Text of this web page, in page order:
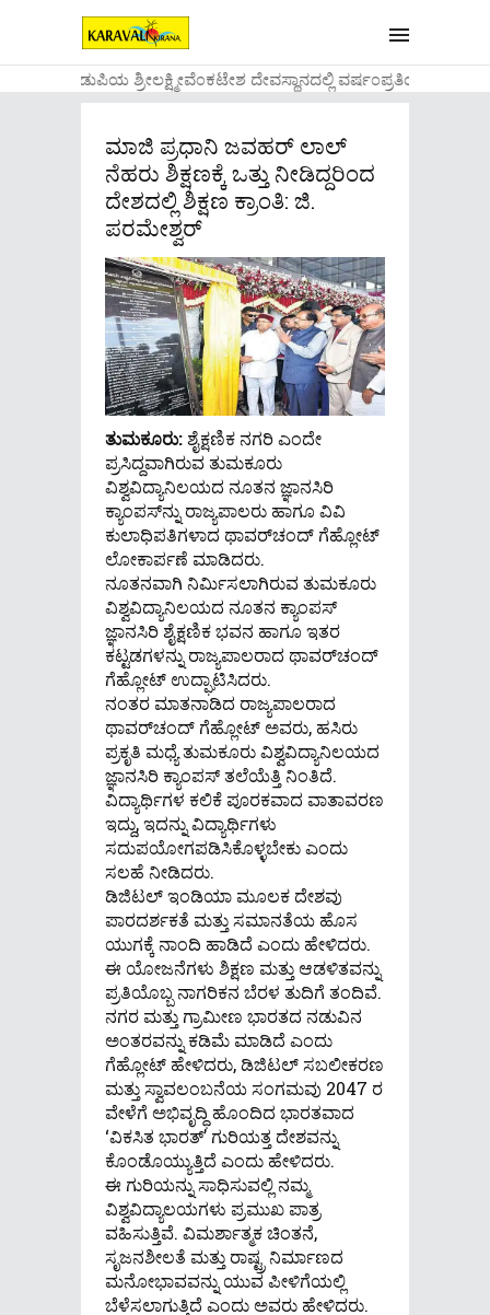
....ಉಡುಪಿಯ ಶ್ರೀಲಕ್ಷ್ಮೀವೆ೦ಕಟೇಶ ದೇವಸ್ಥಾನದಲ್ಲಿ ವರ್ಷ೦ಪ್ರತಿಯ
ಮಾಜಿ ಪ್ರಧಾನಿ ಜವಹರ್ ಲಾಲ್
ನೆಹರು ಶಿಕ್ಷಣಕ್ಕೆ ಒತ್ತು ನೀಡಿದ್ದರಿಂದ
ದೇಶದಲ್ಲಿ ಶಿಕ್ಷಣ ಕ್ರಾಂತಿ: ಜಿ.
ಪರಮೇಶ್ವರ್
ತುಮಕೂರು:ಶೈಕ್ಷಣಿಕ ನಗರಿ ಎಂದೇ
ಪ್ರಸಿದ್ದವಾಗಿರುವ ತುಮಕೂರು
ವಿಶ್ವವಿದ್ಯಾನಿಲಯದ ನೂತನ ಜ್ಞಾನಸಿರಿ
ಕ್ಯಾಂಪಸ್‌ನ್ನು ರಾಜ್ಯಪಾಲರು ಹಾಗೂ ವಿವಿ
ಕುಲಾಧಿಪತಿಗಳಾದ ಥಾವರ್‌ಚಂದ್ ಗೆಹ್ಲೋಟ್
ಲೋಕಾರ್ಪಣೆ ಮಾಡಿದರು.
ನೂತನವಾಗಿ ನಿರ್ಮಿಸಲಾಗಿರುವ ತುಮಕೂರು
ವಿಶ್ವವಿದ್ಯಾನಿಲಯದ ನೂತನ ಕ್ಯಾಂಪಸ್
ಜ್ಞಾನಸಿರಿ ಶೈಕ್ಷಣಿಕ ಭವನ ಹಾಗೂ ಇತರ
ಕಟ್ಟಡಗಳನ್ನು ರಾಜ್ಯಪಾಲರಾದ ಥಾವರ್‌ಚಂದ್
ಗೆಹ್ಲೋಟ್ ಉದ್ಘಾಟಿಸಿದರು.
ನಂತರ ಮಾತನಾಡಿದ ರಾಜ್ಯಪಾಲರಾದ
ಥಾವರ್‌ಚಂದ್ ಗೆಹ್ಲೋಟ್ ಅವರು, ಹಸಿರು
ಪ್ರಕೃತಿ ಮಧ್ಯೆ ತುಮಕೂರು ವಿಶ್ವವಿದ್ಯಾನಿಲಯದ
ಜ್ಞಾನಸಿರಿ ಕ್ಯಾಂಪಸ್ ತಲೆಯೆತ್ತಿ ನಿಂತಿದೆ.
ವಿದ್ಯಾರ್ಥಿಗಳ ಕಲಿಕೆ ಪೂರಕವಾದ ವಾತಾವರಣ
ಇದ್ದು, ಇದನ್ನು ವಿದ್ಯಾರ್ಥಿಗಳು
ಸದುಪಯೋಗಪಡಿಸಿಕೊಳ್ಳಬೇಕು ಎಂದು
ಸಲಹೆ ನೀಡಿದರು.
ಡಿಜಿಟಲ್ ಇಂಡಿಯಾ ಮೂಲಕ ದೇಶವು
ಪಾರದರ್ಶಕತೆ ಮತ್ತು ಸಮಾನತೆಯ ಹೊಸ
ಯುಗಕ್ಕೆ ನಾಂದಿ ಹಾಡಿದೆ ಎಂದು ಹೇಳಿದರು.
ಈ ಯೋಜನೆಗಳು ಶಿಕ್ಷಣ ಮತ್ತು ಆಡಳಿತವನ್ನು
ಪ್ರತಿಯೊಬ್ಬ ನಾಗರಿಕನ ಬೆರಳ ತುದಿಗೆ ತಂದಿವೆ.
ನಗರ ಮತ್ತು ಗ್ರಾಮೀಣ ಭಾರತದ ನಡುವಿನ
ಅಂತರವನ್ನು ಕಡಿಮೆ ಮಾಡಿದೆ ಎಂದು
ಗೆಹ್ಲೋಟ್ ಹೇಳಿದರು, ಡಿಜಿಟಲ್ ಸಬಲೀಕರಣ
ಮತ್ತು ಸ್ವಾವಲಂಬನೆಯ ಸಂಗಮವು 2047 ರ
ವೇಳೆಗೆ ಅಭಿವೃದ್ಧಿ ಹೊಂದಿದ ಭಾರತವಾದ
‘ವಿಕಸಿತ ಭಾರತ್’ ಗುರಿಯತ್ತ ದೇಶವನ್ನು
ಕೊಂಡೊಯ್ಯುತ್ತಿದೆ ಎಂದು ಹೇಳಿದರು.
ಈ ಗುರಿಯನ್ನು ಸಾಧಿಸುವಲ್ಲಿ ನಮ್ಮ
ವಿಶ್ವವಿದ್ಯಾಲಯಗಳು ಪ್ರಮುಖ ಪಾತ್ರ
ವಹಿಸುತ್ತಿವೆ. ವಿಮರ್ಶಾತ್ಮಕ ಚಿಂತನೆ,
ಸೃಜನಶೀಲತೆ ಮತ್ತು ರಾಷ್ಟ್ರ ನಿರ್ಮಾಣದ
ಮನೋಭಾವವನ್ನು ಯುವ ಪೀಳಿಗೆಯಲ್ಲಿ
ಬೆಳೆಸಲಾಗುತ್ತಿದೆ ಎಂದು ಅವರು ಹೇಳಿದರು.